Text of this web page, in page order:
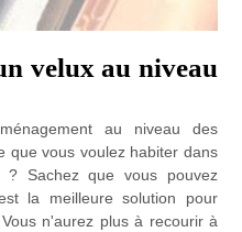
velux au niveau
au niveau des
que vous voulez habiter dans
Sachez que vous pouvez
la meilleure solution pour
n'aurez plus à recourir à